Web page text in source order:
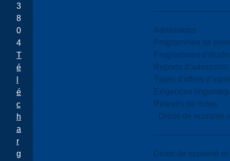
Admissions
Programmes de
Programmes
Reports d’admission
Types d'offres
Exigences
Relevés de notes
Droits de scolarité
Droits de scolarité
3
8
0
4
T
é
é
c
h
a
r
g